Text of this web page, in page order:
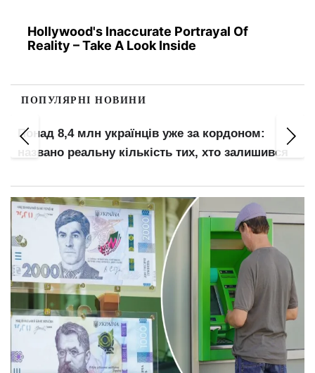
Hollywood's Inaccurate Portrayal Of
Reality – Take A Look Inside
ПОПУЛЯРНІ НОВИНИ
Сором із дитинства: 7 батьківських уроків, які
руйнують психіку на все життя